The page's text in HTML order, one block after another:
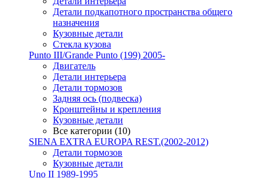
Детали подкапотного пространства общего
назначения
Кузовные детали
Стекла кузова
Punto III/Grande Punto (199) 2005-
Двигатель
Детали интерьера
Детали тормозов
Задняя ось (подвеска)
Кронштейны и крепления
Кузовные детали
Все категории (10)
SIENA EXTRA EUROPA REST.(2002-2012)
Детали тормозов
Кузовные детали
Uno II 1989-1995